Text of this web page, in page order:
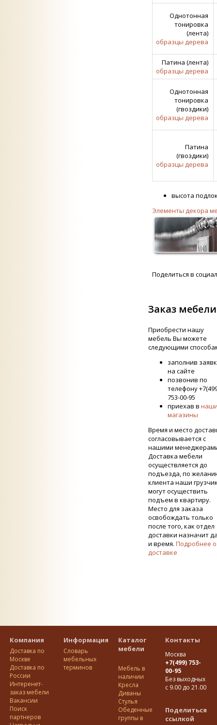
Однотонная
тонировка
(лента)
образцы дерева
Патина (лента)
образцы дерева
Однотонная
тонировка
(гвоздики)
образцы дерева
Патина
(гвоздики)
образцы дерева
высота
Элементы декора
Поделиться в
Заказ мебели
Приобрести нашу
мебель Вы можете
следующими
заполнив
на сайте
позвонив по
телефону
753-00-95
приехав в
магазины
Время и место
согласовывается с
нашими
Доставка мебели
осуществляется до
подъезда, по
клиента наши
могут осуществить
подъем в квартиру.
Место для заказа
освобождать только
после того, как отдел
доставки назначит
и время. Подробнее о
доставке
Компания
Доставка по
Москве
Доставка по
Росcии
Интеренет-
заказ мебели
Вакансии
Поиск
партнеров
Информация
Словарь
мебельных
терминов
Каталог
мебели
Мебель в
наличии
Кресла
Диваны
Стулья
Обеденные
группы в
Контакты
Москва
+7(499) 753-
00-95
Без выходных
с 9.00 до 21.00
Поделиться
ссылкой